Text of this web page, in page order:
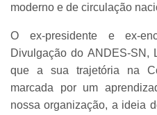
moderno e de circulação
O ex-presidente e ex-
Divulgação do ANDES-SN,
que a sua trajetória na
marcada por um
nossa organização, a ideia